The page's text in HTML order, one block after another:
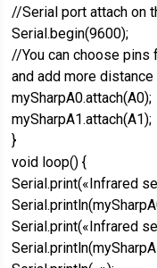
//Serial port attach on
Serial.begin(9600);
//You can choose pins
and add more
mySharpA0.attach(A0);
mySharpA1.attach(A1);
}
void loop() {
Serial.print(«Infrared
Serial.print(«Infrared